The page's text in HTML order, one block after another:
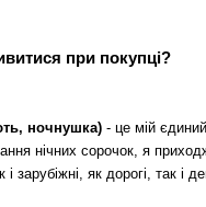
при покупці?
ночнушка) - це мій
нічних сорочок, я
і зарубіжні, як дорогі,